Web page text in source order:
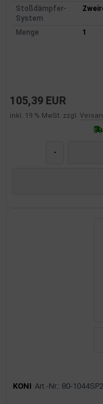
Stoßdämpfer-
System
Menge 1
105,39 EUR
inkl. 19 % MwSt. zzgl.
-
KONI Art.-Nr.: 80-